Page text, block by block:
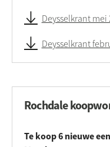
Deysselkrant mei
Deysselkrant
Rochdale
Te koop 6 nieuwe